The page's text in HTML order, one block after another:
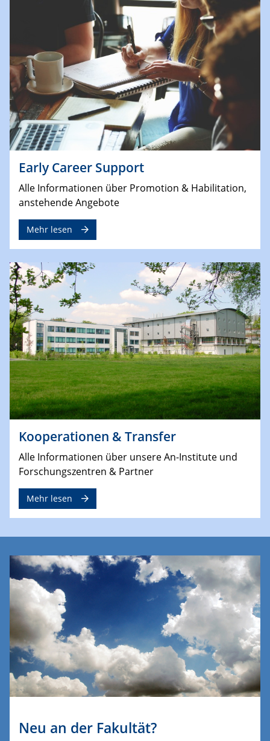
Early Career Support
Alle Informationen über Promotion & Habilitation,
anstehende Angebote
Mehr lesen
Kooperationen & Transfer
Alle Informationen über unsere An-Institute und
Forschungszentren & Partner
Mehr lesen
Neu an der Fakultät?